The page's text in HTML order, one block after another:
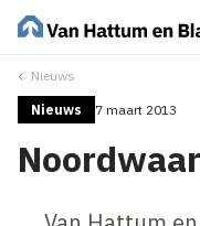
Nieuws
Nieuws 7 maart 2013